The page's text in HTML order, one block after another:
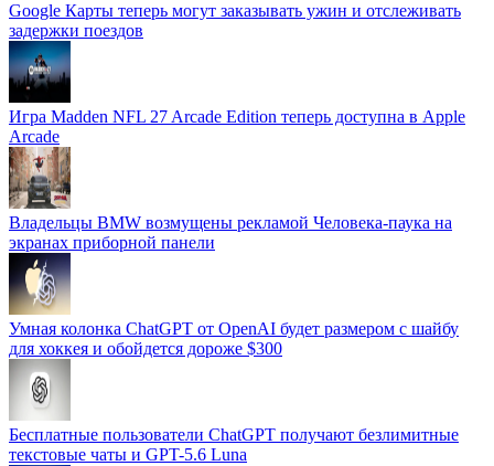
Google Карты теперь могут заказывать ужин и отслеживать
задержки поездов
Игра Madden NFL 27 Arcade Edition теперь доступна в Apple
Arcade
Владельцы BMW возмущены рекламой Человека-паука на
экранах приборной панели
Умная колонка ChatGPT от OpenAI будет размером с шайбу
для хоккея и обойдется дороже $300
Бесплатные пользователи ChatGPT получают безлимитные
текстовые чаты и GPT-5.6 Luna